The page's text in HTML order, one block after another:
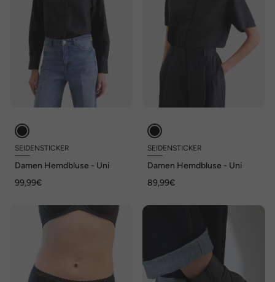
SEIDENSTICKER
Damen Hemdbluse - Uni
99,99€
SEIDENSTICKER
Damen Hemdbluse - Uni
89,99€